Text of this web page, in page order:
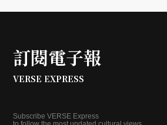
訂閱電子報
VERSE EXPRESS
Subscribe VERSE Express